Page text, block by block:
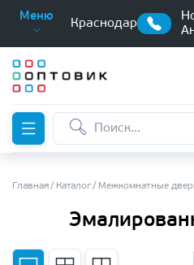
Меню
Краснодар
Главная Каталог Межкомнатные